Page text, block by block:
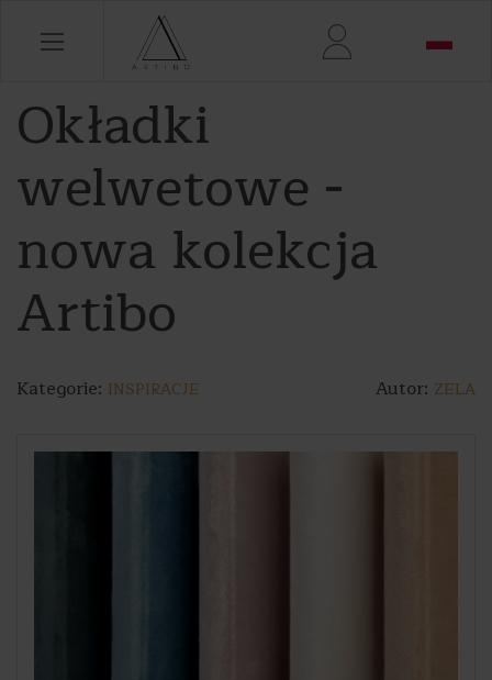
Okładki
welwetowe -
nowa kolekcja
Artibo
Kategorie: INSPIRACJE Autor: ZELA